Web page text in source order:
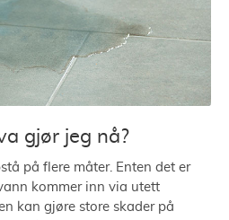
gjør jeg nå?
på flere måter. Enten det er
kommer inn via utett
kan gjøre store skader på